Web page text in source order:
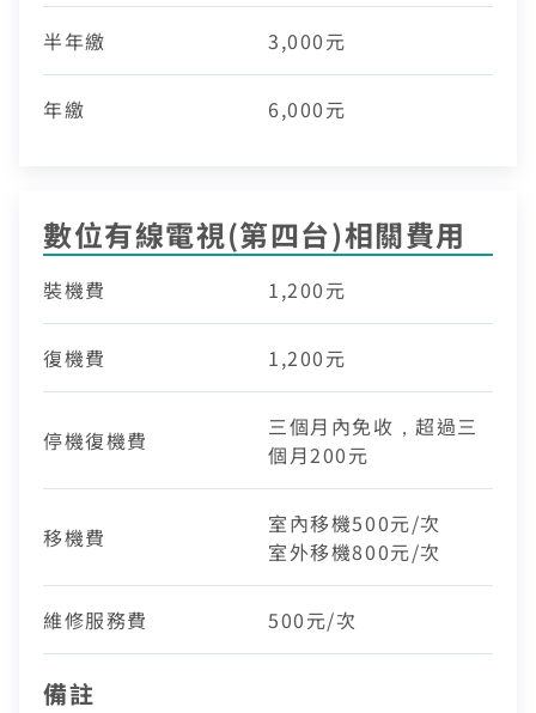
半年繳 3,000元
年繳 6,000元
數位有線電視(第四台)相關費用​
裝機費 1,200元
復機費 1,200元
停機復機費
三個月內免收，超過三
個月200元
移機費
室內移機500元/次
室外移機800元/次
維修服務費 500元/次
備註